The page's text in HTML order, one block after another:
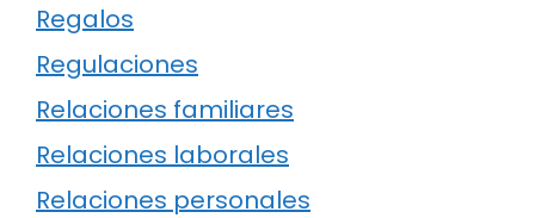
Regalos
Regulaciones
Relaciones familiares
Relaciones laborales
Relaciones personales